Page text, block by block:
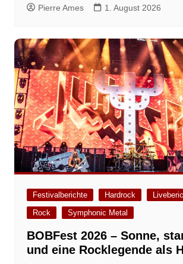
Pierre Ames 1. August 2026
Festivalberichte Hardrock
Rock
Symphonic Metal
BOBFest 2026 – Sonne,
und eine Rocklegende als